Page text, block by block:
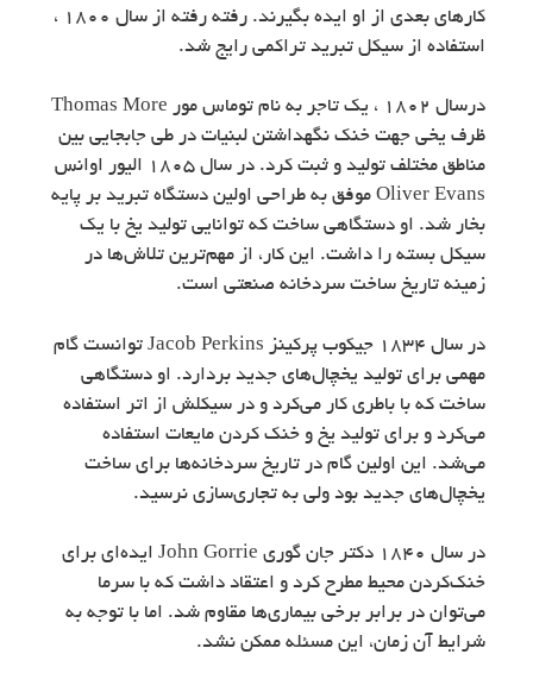
کارهای بعدی از او ایده بگیرند. رفته رفته از سال 1800 ،
استفاده از سیکل تبرید تراکمی رایج شد.
درسال 1802 ، یک تاجر به نام توماس مور Thomas More
ظرف یخی جهت خنک نگهداشتن لبنیات در طی جابجایی بین
مناطق مختلف تولید و ثبت کرد. در سال 1805 الیور اوانس
Oliver Evans موفق به طراحی اولین دستگاه تبرید بر پایه
بخار شد. او دستگاهی ساخت که توانایی تولید یخ با یک
سیکل بسته را داشت. این کار، از مهم‌ترین تلاش‌ها در
زمینه تاریخ ساخت سردخانه‌ صنعتی است.
در سال 1834 جیکوب پرکینز Jacob Perkins توانست گام
مهمی برای تولید یخچال‌های جدید بردارد. او دستگاهی
ساخت که با باطری کار می‌کرد و در سیکلش از اتر استفاده
می‌کرد و برای تولید یخ و خنک کردن مایعات استفاده
می‌شد. این اولین گام در تاریخ سردخانه‌ها برای ساخت
یخچال‌های جدید بود ولی به تجاری‌سازی نرسید.
در سال 1840 دکتر جان گوری John Gorrie ایده‌ای برای
خنک‌کردن محیط مطرح کرد و اعتقاد داشت که با سرما
می‌توان در برابر برخی بیماری‌ها مقاوم شد. اما با توجه به
شرایط آن زمان، این مسئله ممکن نشد.